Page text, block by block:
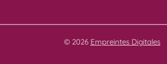
© 2026 Empreintes Digitales